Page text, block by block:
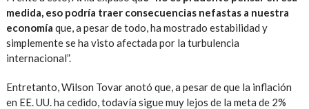
medida, eso podría traer consecuencias nefastas a nuestra
economía que, a pesar de todo, ha mostrado estabilidad y
simplemente se ha visto afectada por la turbulencia
internacional”.
Entretanto, Wilson Tovar anotó que, a pesar de que la inflación
en EE. UU. ha cedido, todavía sigue muy lejos de la meta de 2%